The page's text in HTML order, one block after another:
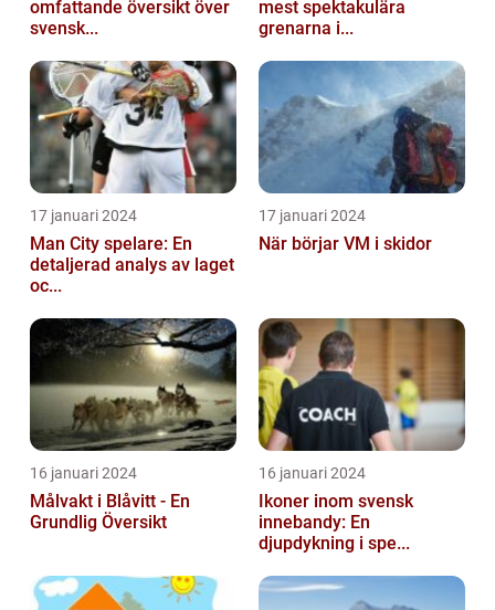
omfattande översikt över
svensk...
mest spektakulära
grenarna i...
17 januari 2024
Man City spelare: En
detaljerad analys av laget
oc...
17 januari 2024
När börjar VM i skidor
16 januari 2024
Målvakt i Blåvitt - En
Grundlig Översikt
16 januari 2024
Ikoner inom svensk
innebandy: En
djupdykning i spe...